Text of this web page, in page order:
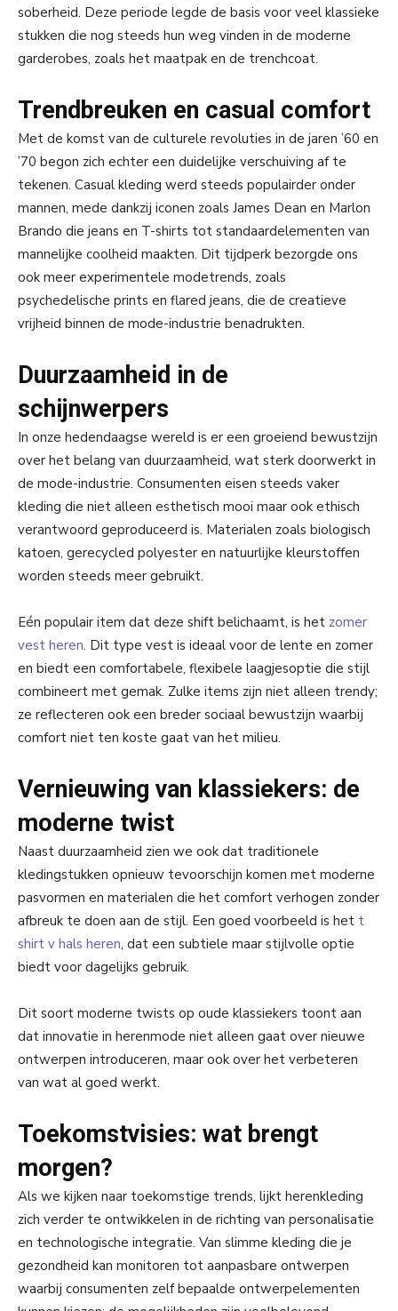
soberheid. Deze periode legde de basis voor veel klassieke
stukken die nog steeds hun weg vinden in de moderne
garderobes, zoals het maatpak en de trenchcoat.
Trendbreuken en casual comfort
Met de komst van de culturele revoluties in de jaren ’60 en
’70 begon zich echter een duidelijke verschuiving af te
tekenen. Casual kleding werd steeds populairder onder
mannen, mede dankzij iconen zoals James Dean en Marlon
Brando die jeans en T-shirts tot standaardelementen van
mannelijke coolheid maakten. Dit tijdperk bezorgde ons
ook meer experimentele modetrends, zoals
psychedelische prints en flared jeans, die de creatieve
vrijheid binnen de mode-industrie benadrukten.
Duurzaamheid in de
schijnwerpers
In onze hedendaagse wereld is er een groeiend bewustzijn
over het belang van duurzaamheid, wat sterk doorwerkt in
de mode-industrie. Consumenten eisen steeds vaker
kleding die niet alleen esthetisch mooi maar ook ethisch
verantwoord geproduceerd is. Materialen zoals biologisch
katoen, gerecycled polyester en natuurlijke kleurstoffen
worden steeds meer gebruikt.
Eén populair item dat deze shift belichaamt, is het zomer
vest heren. Dit type vest is ideaal voor de lente en zomer
en biedt een comfortabele, flexibele laagjesoptie die stijl
combineert met gemak. Zulke items zijn niet alleen trendy;
ze reflecteren ook een breder sociaal bewustzijn waarbij
comfort niet ten koste gaat van het milieu.
Vernieuwing van klassiekers: de
moderne twist
Naast duurzaamheid zien we ook dat traditionele
kledingstukken opnieuw tevoorschijn komen met moderne
pasvormen en materialen die het comfort verhogen zonder
afbreuk te doen aan de stijl. Een goed voorbeeld is het t
shirt v hals heren, dat een subtiele maar stijlvolle optie
biedt voor dagelijks gebruik.
Dit soort moderne twists op oude klassiekers toont aan
dat innovatie in herenmode niet alleen gaat over nieuwe
ontwerpen introduceren, maar ook over het verbeteren
van wat al goed werkt.
Toekomstvisies: wat brengt
morgen?
Als we kijken naar toekomstige trends, lijkt herenkleding
zich verder te ontwikkelen in de richting van personalisatie
en technologische integratie. Van slimme kleding die je
gezondheid kan monitoren tot aanpasbare ontwerpen
waarbij consumenten zelf bepaalde ontwerpelementen